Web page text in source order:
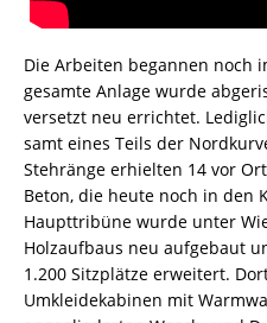
Die Arbeiten begannen noch
gesamte Anlage wurde
versetzt neu errichtet.
samt eines Teils der
Stehränge erhielten 14 vor
Beton, die heute noch in den
Haupttribüne wurde unter
Holzaufbaus neu aufgebaut
1.200 Sitzplätze erweitert.
Umkleidekabinen mit